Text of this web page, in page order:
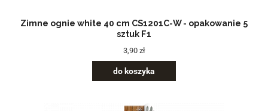
Zimne ognie white 40 cm CS1201C-W - opakowanie 5
sztuk F1
3,90 zł
do koszyka